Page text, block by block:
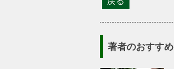
著者のおすすめ